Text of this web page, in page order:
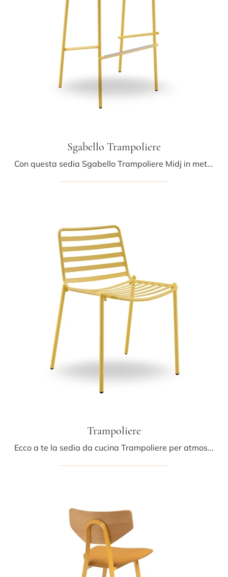
Sgabello Trampoliere
Con questa sedia Sgabello Trampoliere Midj in metallo, una tra le nostre sedute sgabelli moderne, potrai impreziosire i tuoi interni.
Trampoliere
Ecco a te la sedia da cucina Trampoliere per atmosfere moderne, tra le più esclusive Sedie fisse di Midj.